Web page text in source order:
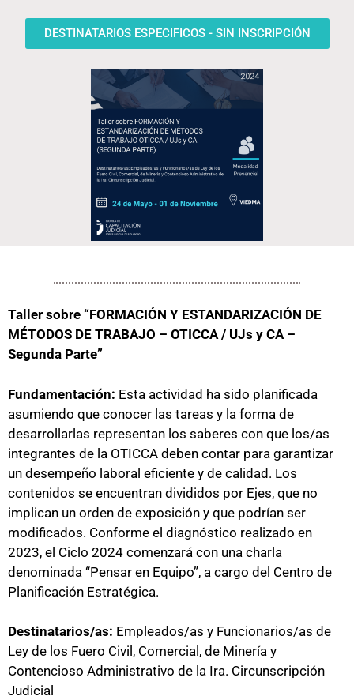
DESTINATARIOS ESPECIFICOS - SIN INSCRIPCIÓN
Taller sobre “FORMACIÓN Y ESTANDARIZACIÓN DE
MÉTODOS DE TRABAJO – OTICCA / UJs y CA –
Segunda Parte”
Fundamentación: Esta actividad ha sido planificada
asumiendo que conocer las tareas y la forma de
desarrollarlas representan los saberes con que los/as
integrantes de la OTICCA deben contar para garantizar
un desempeño laboral eficiente y de calidad. Los
contenidos se encuentran divididos por Ejes, que no
implican un orden de exposición y que podrían ser
modificados. Conforme el diagnóstico realizado en
2023, el Ciclo 2024 comenzará con una charla
denominada “Pensar en Equipo”, a cargo del Centro de
Planificación Estratégica.
Destinatarios/as: Empleados/as y Funcionarios/as de
Ley de los Fuero Civil, Comercial, de Minería y
Contencioso Administrativo de la Ira. Circunscripción
Judicial